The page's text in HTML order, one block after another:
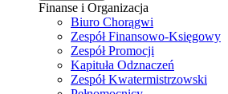
Finanse i Organizacja
Biuro Chorągwi
Zespół Finansowo-Księgowy
Zespół Promocji
Kapituła Odznaczeń
Zespół Kwatermistrzowski